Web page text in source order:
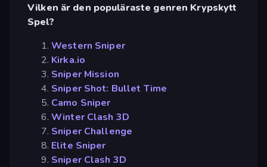
Vilken är den populäraste genren Krypskytt
Spel?
Western Sniper
Kirka.io
Sniper Mission
Sniper Shot: Bullet Time
Camo Sniper
Winter Clash 3D
Sniper Challenge
Elite Sniper
Sniper Clash 3D